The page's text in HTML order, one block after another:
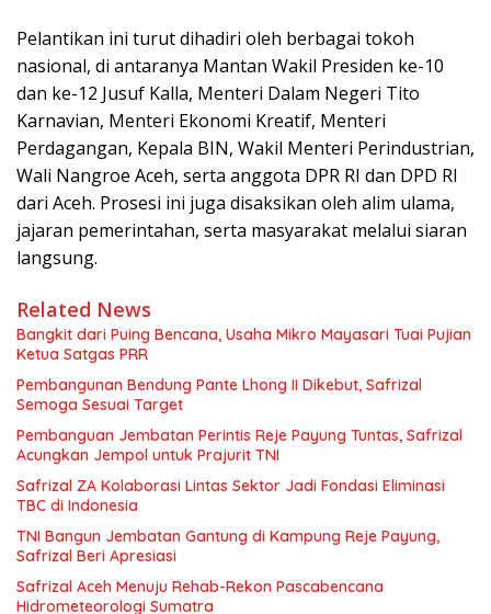
Pelantikan ini turut dihadiri oleh berbagai tokoh
nasional, di antaranya Mantan Wakil Presiden ke-10
dan ke-12 Jusuf Kalla, Menteri Dalam Negeri Tito
Karnavian, Menteri Ekonomi Kreatif, Menteri
Perdagangan, Kepala BIN, Wakil Menteri Perindustrian,
Wali Nangroe Aceh, serta anggota DPR RI dan DPD RI
dari Aceh. Prosesi ini juga disaksikan oleh alim ulama,
jajaran pemerintahan, serta masyarakat melalui siaran
langsung.
Related News
Bangkit dari Puing Bencana, Usaha Mikro Mayasari Tuai Pujian
Ketua Satgas PRR
Pembangunan Bendung Pante Lhong II Dikebut, Safrizal
Semoga Sesuai Target
Pembanguan Jembatan Perintis Reje Payung Tuntas, Safrizal
Acungkan Jempol untuk Prajurit TNI
Safrizal ZA Kolaborasi Lintas Sektor Jadi Fondasi Eliminasi
TBC di Indonesia
TNI Bangun Jembatan Gantung di Kampung Reje Payung,
Safrizal Beri Apresiasi
Safrizal Aceh Menuju Rehab-Rekon Pascabencana
Hidrometeorologi Sumatra